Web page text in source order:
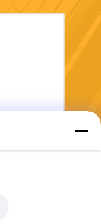
Wysłać